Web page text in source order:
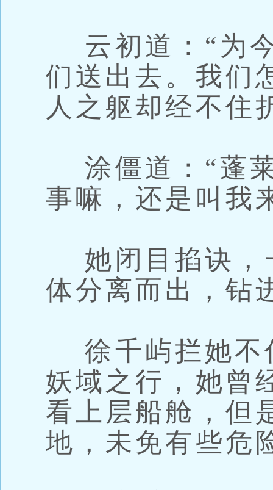
云初道：“为
们送出去。我们
人之躯却经不住
涂僵道：“蓬
事嘛，还是叫我
她闭目掐诀，
体分离而出，钻
徐千屿拦她不
妖域之行，她曾
看上层船舱，但
地，未免有些危